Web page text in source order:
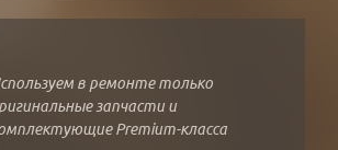
в ремонте только
запчасти и
Premium-класса